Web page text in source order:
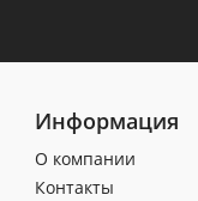
Информация
О компании
Контакты